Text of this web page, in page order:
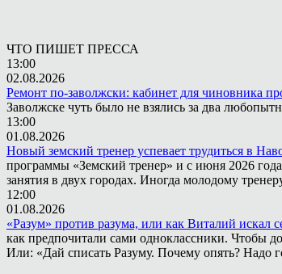
ЧТО ПИШЕТ ПРЕССА
13:00
02.08.2026
Ремонт по-заволжски: кабинет для чиновника
Заволжске чуть было не взялись за два
13:00
01.08.2026
Новый земский тренер успевает трудиться в
программы «Земский тренер» и с июня 2026
занятия в двух городах. Иногда молодому
12:00
01.08.2026
«Разум» против разума, или как Виталий искал
как предпочитали сами одноклассники. Чтобы
Или: «Дай списать Разуму. Почему опять? Надо